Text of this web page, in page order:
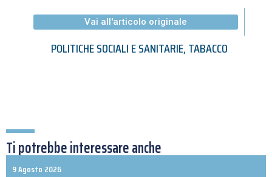
Vai all'articolo originale
POLITICHE SOCIALI E SANITARIE,TABACCO
Ti potrebbe interessare anche
9 Agosto 2026